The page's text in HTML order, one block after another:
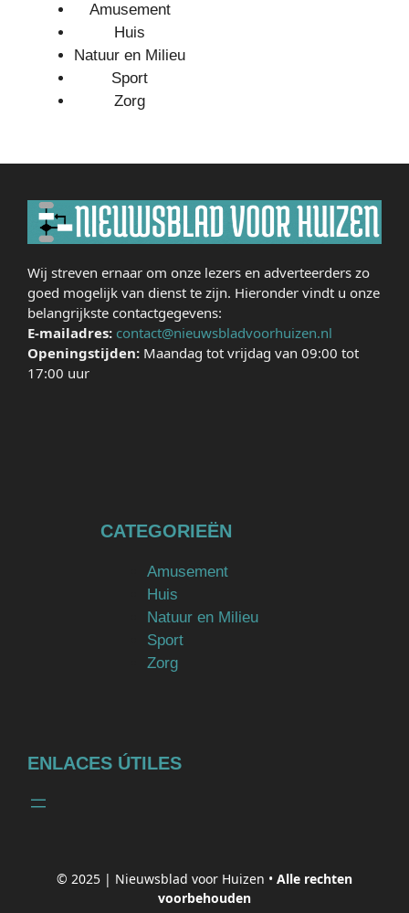
Amusement
Huis
Natuur en Milieu
Sport
Zorg
Wij streven ernaar om onze lezers en adverteerders zo
goed mogelijk van dienst te zijn. Hieronder vindt u onze
belangrijkste contactgegevens:
E-mailadres: contact@nieuwsbladvoorhuizen.nl
Openingstijden: Maandag tot vrijdag van 09:00 tot
17:00 uur
CATEGORIEËN
Amusement
Huis
Natuur en Milieu
Sport
Zorg
ENLACES ÚTILES
© 2025 | Nieuwsblad voor Huizen • Alle rechten
voorbehouden